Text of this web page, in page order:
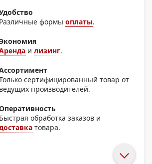
Различные формыоплаты.
илизинг.
сертифицированный товар от
ведущих производителей.
Быстрая обработка заказов и
товара.